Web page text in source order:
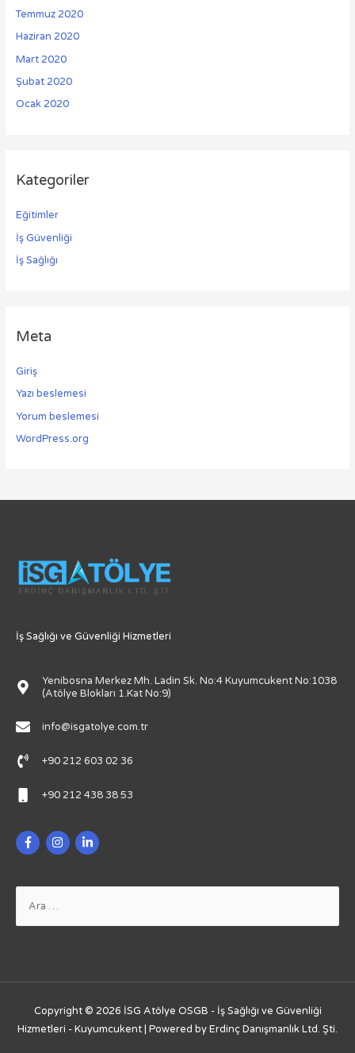
Temmuz 2020
Haziran 2020
Mart 2020
Şubat 2020
Ocak 2020
Kategoriler
Eğitimler
İş Güvenliği
İş Sağlığı
Meta
Giriş
Yazı beslemesi
Yorum beslemesi
WordPress.org
İş Sağlığı ve Güvenliği Hizmetleri
Yenibosna Merkez Mh. Ladin Sk. No:4 Kuyumcukent No:1038
(Atölye Blokları 1.Kat No:9)
info@isgatolye.com.tr
+90 212 603 02 36
+90 212 438 38 53
Copyright © 2026 İSG Atölye OSGB - İş Sağlığı ve Güvenliği
Hizmetleri - Kuyumcukent | Powered by Erdinç Danışmanlık Ltd. Şti.